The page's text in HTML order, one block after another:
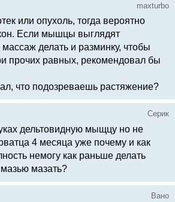
maxturbo
или опухоль, тогда вероятно
Если мышцы выглядят
делать и разминку, чтобы
прочих равных, рекомендовал бы
что подозреваешь растяжение?
Серик
дельтовидную мыщцу но не
4 месяца уже почему и как
немогу как раньше делать
мазать?
Вано